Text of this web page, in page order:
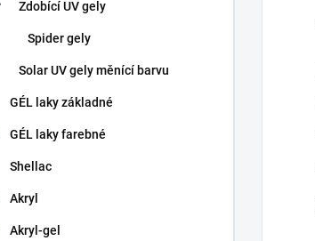
Zdobící UV gely
Spider gely
Solar UV gely měnící barvu
GÉL laky základné
GÉL laky farebné
Shellac
Akryl
Akryl-gel